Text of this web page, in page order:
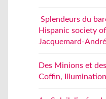
Splendeurs du
Hispanic society
Jacquemard-
Des Minions et
Coffin,